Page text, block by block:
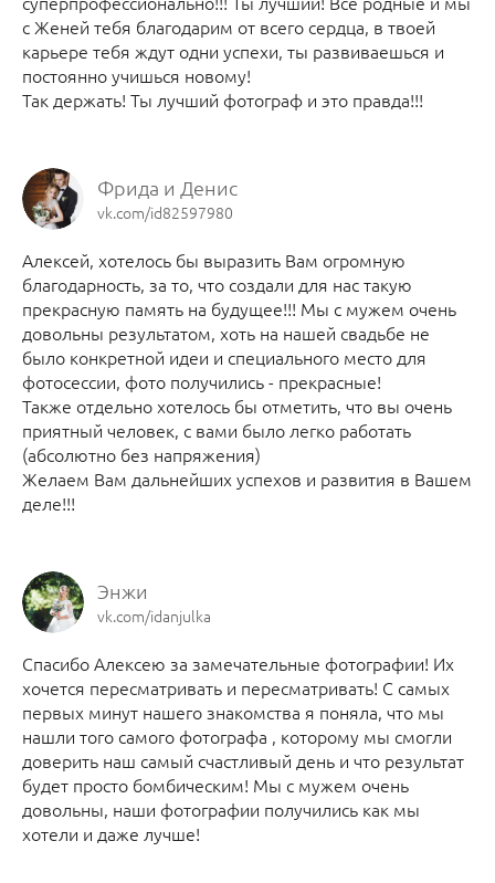
с Женей тебя благодарим от всего сердца, в твоей
карьере тебя ждут одни успехи, ты развиваешься и
постоянно учишься новому!
Так держать! Ты лучший фотограф и это правда!!!
Фрида и Денис
vk.com/id82597980
Алексей, хотелось бы выразить Вам огромную
благодарность, за то, что создали для нас такую
прекрасную память на будущее!!! Мы с мужем очень
довольны результатом, хоть на нашей свадьбе не
было конкретной идеи и специального место для
фотосессии, фото получились - прекрасные!
Также отдельно хотелось бы отметить, что вы очень
приятный человек, с вами было легко работать
(абсолютно без напряжения)
Желаем Вам дальнейших успехов и развития в Вашем
деле!!!
Энжи
vk.com/idanjulka
Спасибо Алексею за замечательные фотографии! Их
хочется пересматривать и пересматривать! С самых
первых минут нашего знакомства я поняла, что мы
нашли того самого фотографа , которому мы смогли
доверить наш самый счастливый день и что результат
будет просто бомбическим! Мы с мужем очень
довольны, наши фотографии получились как мы
хотели и даже лучше!